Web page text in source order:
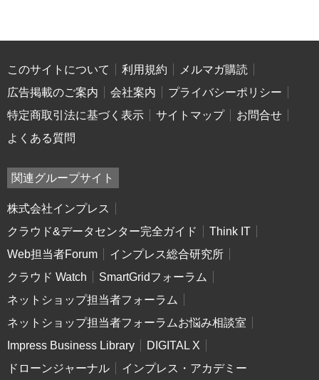
このサイトについて 利用規約
メルマガ購読
広告掲載のご案内
会社案内
プライバシーポリシー
特定商取引法に基づく表示
サイトマップ
お問合せ
よくある質問
関連グループサイト
株式会社インプレス
クラウド&データセンター完全ガイド
Think IT
Web担当者Forum
インプレス総合研究所
クラウド Watch
SmartGridフォーラム
ネットショップ担当者フォーラム
ネットショップ担当者フォーラムお悩み相談室
Impress Business Library
DIGITAL X
ドローンジャーナル
インプレス・アカデミー